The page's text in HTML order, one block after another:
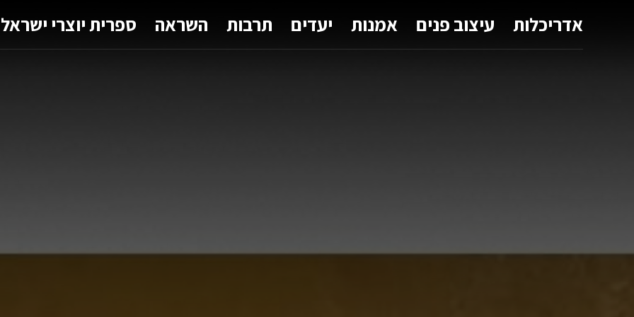
אדריכלות עיצוב פנים אמנות יעדים תרבות השראה ספרית יוצרי ישראל